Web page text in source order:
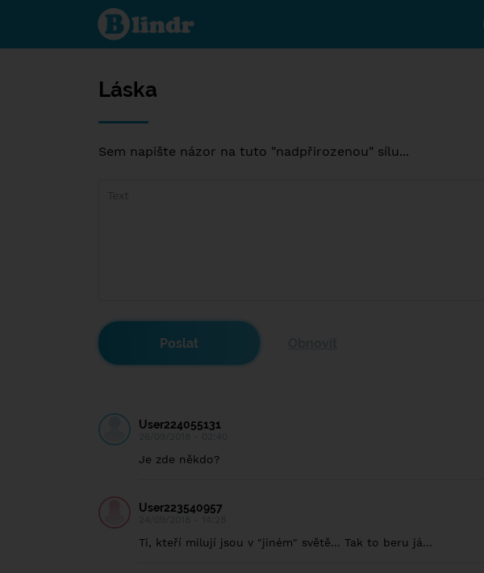
Láska
Láska
Sem napište názor na tuto "nadpřirozenou" sílu...
User224055131
Je zde někdo?
User223540957
Ti, kteří milují jsou v "jiném" světě... Tak to beru já...